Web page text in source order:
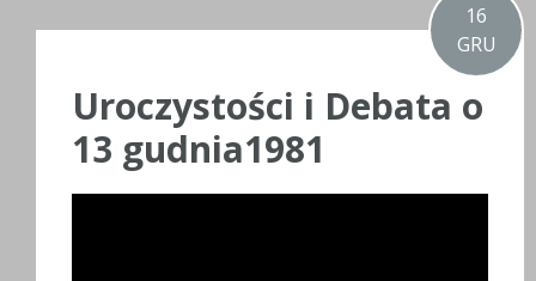
16
GRU
Uroczystości i Debata o
13 gudnia1981